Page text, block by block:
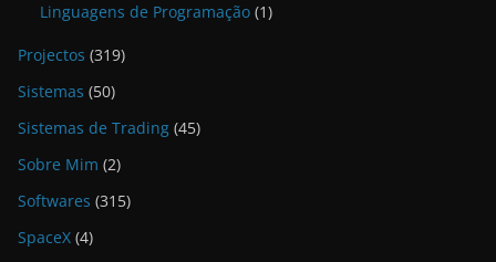
Linguagens de Programação (1)
Projectos (319)
Sistemas (50)
Sistemas de Trading (45)
Sobre Mim (2)
Softwares (315)
SpaceX (4)